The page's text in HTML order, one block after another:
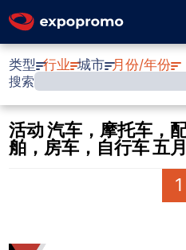
类型 行业 城市 月份/年份
搜索
活动 汽车，摩托车，
舶，房车，自行车 五
1